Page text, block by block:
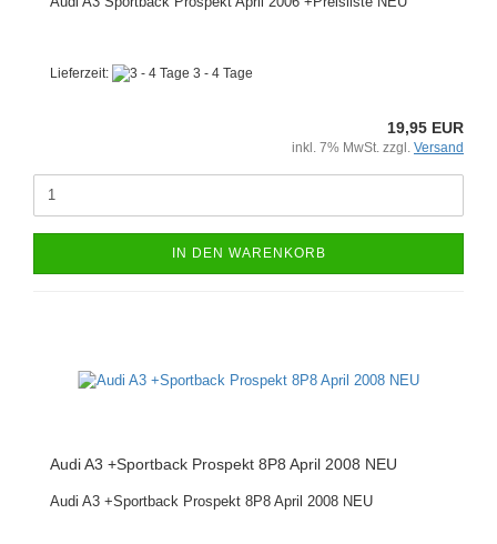
Lieferzeit: 3 - 4 Tage
19,95 EUR
inkl. 7% MwSt. zzgl. Versand
IN DEN WARENKORB
Audi A3 +Sportback Prospekt 8P8 April 2008 NEU
Audi A3 +Sportback Prospekt 8P8 April 2008 NEU